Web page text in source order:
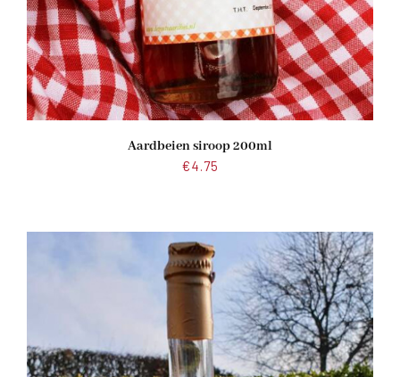
Aardbeien siroop 200ml
€4.75